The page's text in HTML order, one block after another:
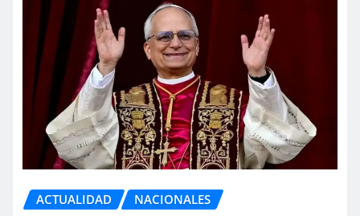
ACTUALIDAD NACIONALES